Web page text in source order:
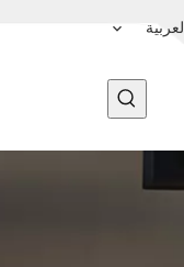
العربية